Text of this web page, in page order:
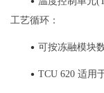
工艺循环：
• 可按冻融模块
• TCU 620 适用